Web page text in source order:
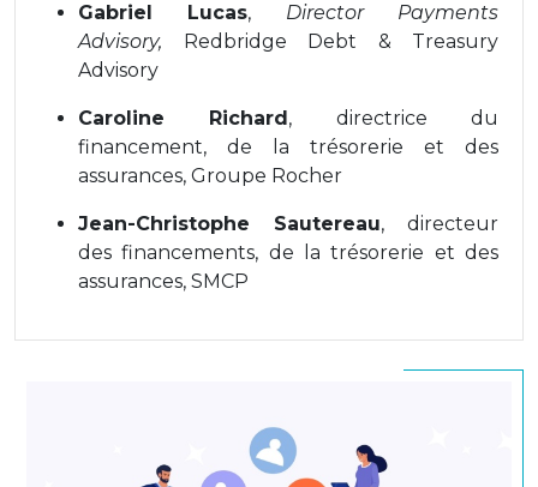
Gabriel Lucas, Director Payments
Advisory, Redbridge Debt & Treasury
Advisory
Caroline Richard, directrice du
financement, de la trésorerie et des
assurances, Groupe Rocher
Jean-Christophe Sautereau, directeur
des financements, de la trésorerie et des
assurances, SMCP